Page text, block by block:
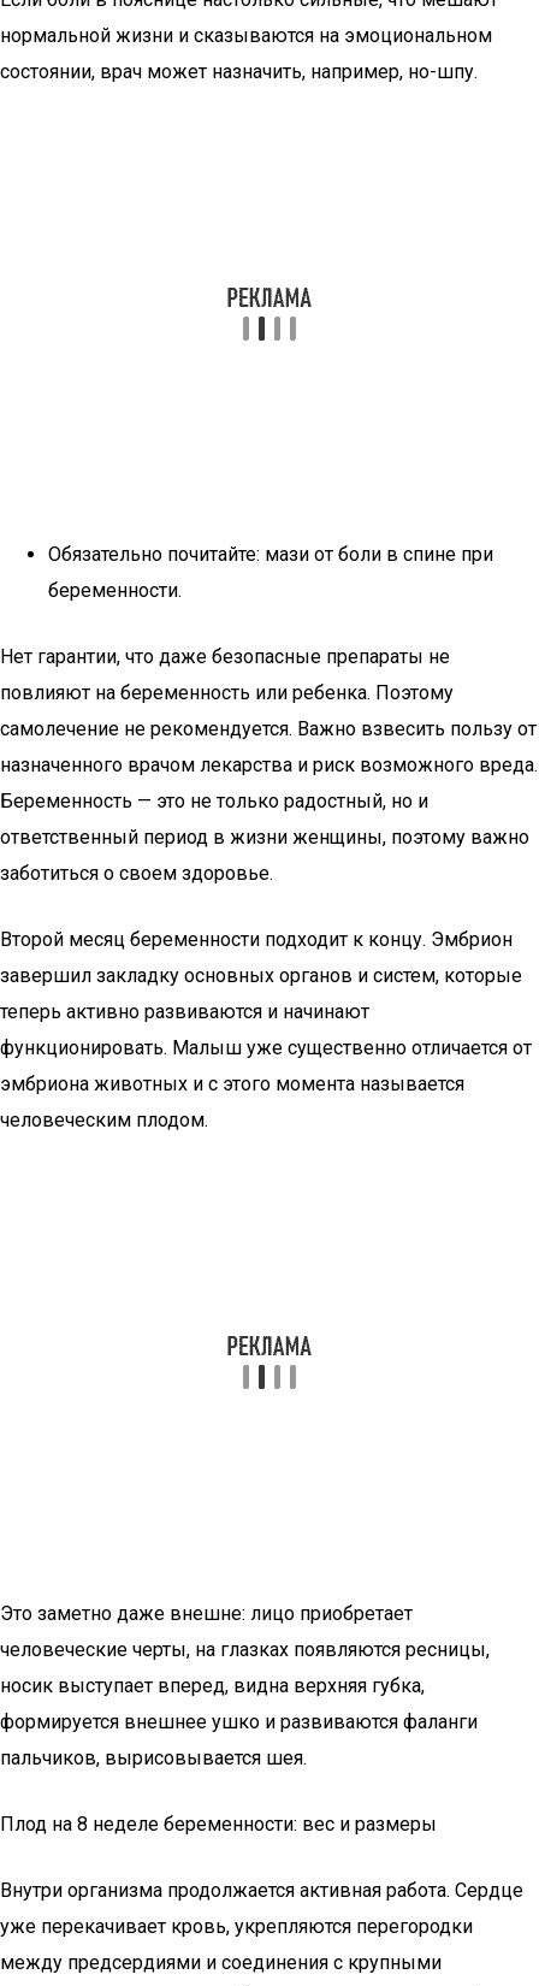
нормальной жизни и сказываются на эмоциональном
состоянии, врач может назначить, например, но-шпу.
Обязательно почитайте: мази от боли в спине при
беременности.
Нет гарантии, что даже безопасные препараты не
повлияют на беременность или ребенка. Поэтому
самолечение не рекомендуется. Важно взвесить пользу от
назначенного врачом лекарства и риск возможного вреда.
Беременность — это не только радостный, но и
ответственный период в жизни женщины, поэтому важно
заботиться о своем здоровье.
Второй месяц беременности подходит к концу. Эмбрион
завершил закладку основных органов и систем, которые
теперь активно развиваются и начинают
функционировать. Малыш уже существенно отличается от
эмбриона животных и с этого момента называется
человеческим плодом.
Это заметно даже внешне: лицо приобретает
человеческие черты, на глазках появляются ресницы,
носик выступает вперед, видна верхняя губка,
формируется внешнее ушко и развиваются фаланги
пальчиков, вырисовывается шея.
Плод на 8 неделе беременности: вес и размеры
Внутри организма продолжается активная работа. Сердце
уже перекачивает кровь, укрепляются перегородки
между предсердиями и соединения с крупными